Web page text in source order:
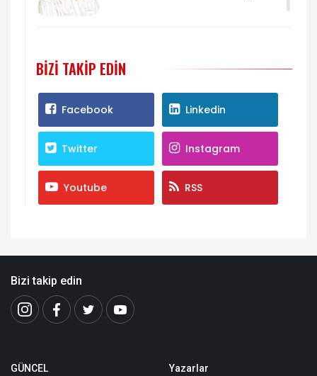
BIZI TAKIP EDIN
Facebook Linkedin
Twitter Instagram
Youtube RSS
Bizi takip edin
GÜNCEL
Yazarlar